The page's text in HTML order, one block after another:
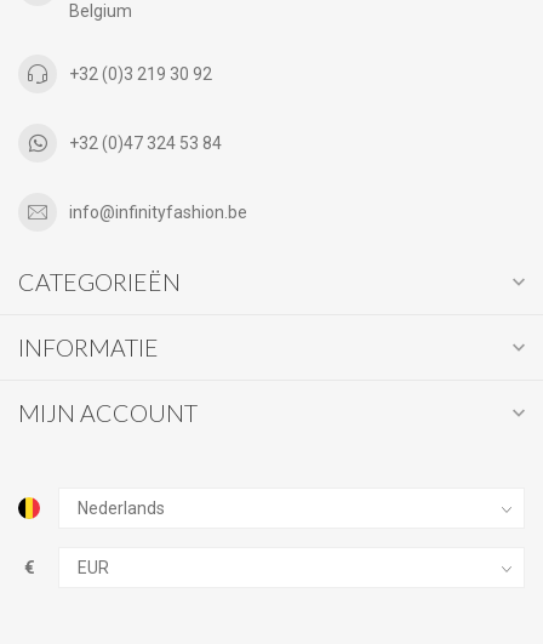
Belgium
+32 (0)3 219 30 92
+32 (0)47 324 53 84
info@infinityfashion.be
CATEGORIEËN
INFORMATIE
MIJN ACCOUNT
€